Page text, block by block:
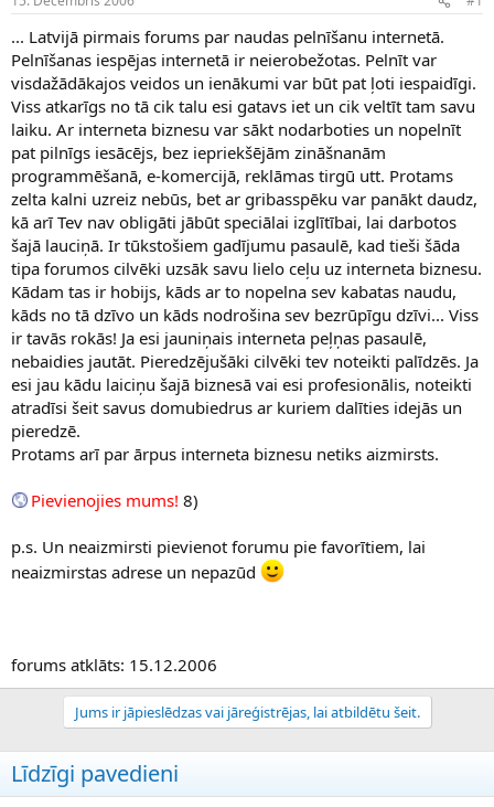
n
a
u
z
s
ā
c
ē
s
a
u
m
s
... Latvijā pirmais forums par naudas pelnīšanu internetā.
Pelnīšanas iespējas internetā ir neierobežotas. Pelnīt var
visdažādākajos veidos un ienākumi var būt pat ļoti iespaidīgi.
Viss atkarīgs no tā cik talu esi gatavs iet un cik veltīt tam savu
laiku. Ar interneta biznesu var sākt nodarboties un nopelnīt
pat pilnīgs iesācējs, bez iepriekšējām zināšnanām
programmēšanā, e-komercijā, reklāmas tirgū utt. Protams
zelta kalni uzreiz nebūs, bet ar gribasspēku var panākt daudz,
kā arī Tev nav obligāti jābūt speciālai izglītībai, lai darbotos
šajā lauciņā. Ir tūkstošiem gadījumu pasaulē, kad tieši šāda
tipa forumos cilvēki uzsāk savu lielo ceļu uz interneta biznesu.
Kādam tas ir hobijs, kāds ar to nopelna sev kabatas naudu,
kāds no tā dzīvo un kāds nodrošina sev bezrūpīgu dzīvi... Viss
ir tavās rokās! Ja esi jauniņais interneta peļņas pasaulē,
nebaidies jautāt. Pieredzējušāki cilvēki tev noteikti palīdzēs. Ja
esi jau kādu laiciņu šajā biznesā vai esi profesionālis, noteikti
atradīsi šeit savus domubiedrus ar kuriem dalīties idejās un
pieredzē.
Protams arī par ārpus interneta biznesu netiks aizmirsts.
Pievienojies mums! 8)
p.s. Un neaizmirsti pievienot forumu pie favorītiem, lai
neaizmirstas adrese un nepazūd
forums atklāts: 15.12.2006
Jums ir jāpieslēdzas vai jāreģistrējas, lai atbildētu šeit.
Līdzīgi pavedieni